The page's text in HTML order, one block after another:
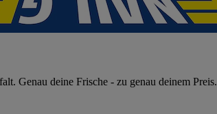
Genau deine Frische - zu genau deinem Preis.